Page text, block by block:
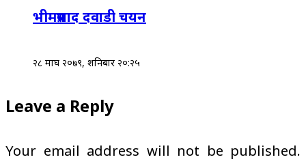
भीमप्रसाद दवाडी चयन
२८ माघ २०७९, शनिबार २०:२५
Leave a Reply
Your email address will not be published.